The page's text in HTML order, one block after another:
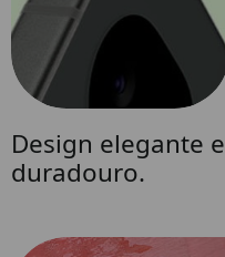
Design elegante e
duradouro.